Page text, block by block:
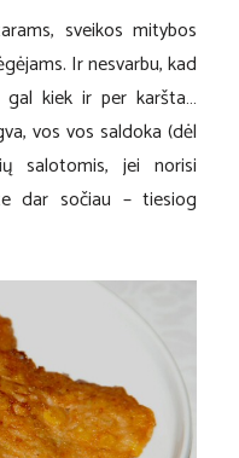
sveikos mitybos
Ir nesvarbu, kad
gal kiek ir per karšta…
vos vos saldoka (dėl
salotomis, jei norisi
dar sočiau – tiesiog